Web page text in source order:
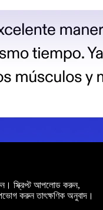
স্ক্রিপ্ট আপলোড করুন,
করুন তাৎক্ষণিক অনুবাদ।